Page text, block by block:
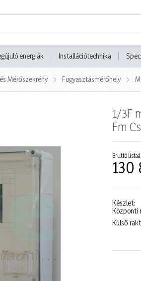
energiák Installációtechnika
Mérőszekrény Fogyasztásmérőhely
1/3F
Fm
Bruttó
130
Készlet:
Központi
Külső